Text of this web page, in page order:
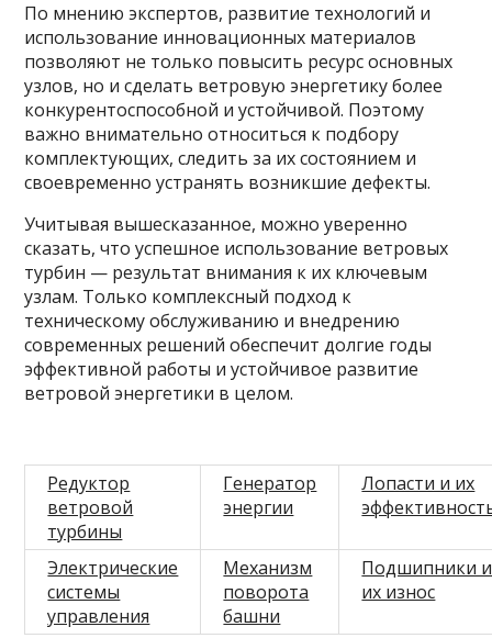
По мнению экспертов, развитие технологий и
использование инновационных материалов
позволяют не только повысить ресурс основных
узлов, но и сделать ветровую энергетику более
конкурентоспособной и устойчивой. Поэтому
важно внимательно относиться к подбору
комплектующих, следить за их состоянием и
своевременно устранять возникшие дефекты.
Учитывая вышесказанное, можно уверенно
сказать, что успешное использование ветровых
турбин — результат внимания к их ключевым
узлам. Только комплексный подход к
техническому обслуживанию и внедрению
современных решений обеспечит долгие годы
эффективной работы и устойчивое развитие
ветровой энергетики в целом.
Редуктор
ветровой
турбины
Генератор
энергии
Лопасти и их
Электрические
системы
управления
Механизм
поворота
башни
Подшипники и
их износ